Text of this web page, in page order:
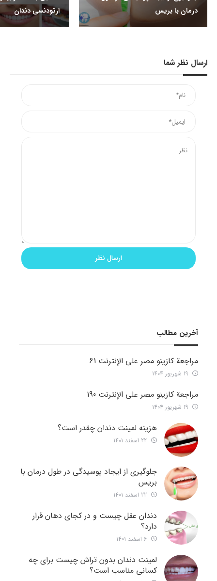
درمان با بریس
ارتودنسی دندان
ارسال نظر شما
آخرین مطالب
مراجعة كازينو مصر على الإنترنت 61
مراجعة كازينو مصر على الإنترنت 190
هزینه لمینت دندان چقدر است؟
جلوگیری از ایجاد پوسیدگی در طول درمان با
بریس
دندان عقل چیست و در کجای دهان قرار
دارد؟
لمینت دندان بدون تراش چیست برای چه
کسانی مناسب است؟